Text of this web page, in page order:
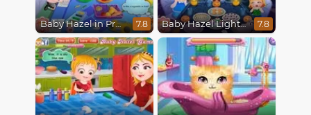
Baby Hazel in Preschool 7.8 Baby Hazel Lighthouse Adventure 7.8